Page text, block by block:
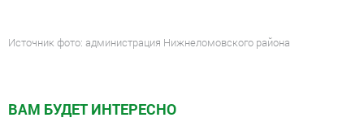
Источник фото: администрация Нижнеломовского района
ВАМ БУДЕТ ИНТЕРЕСНО